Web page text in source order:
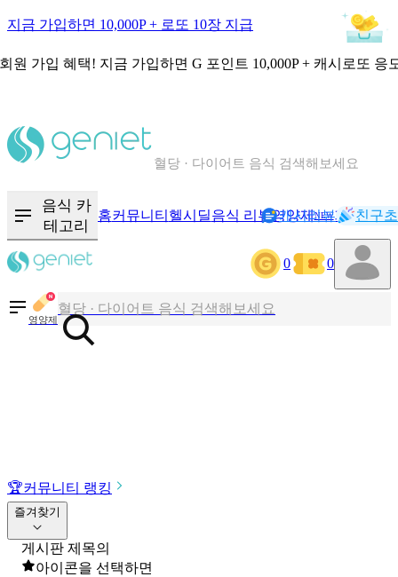
지금 가입하면 10,000P + 로또 10장 지급
원 가입 혜택! 지금 가입하면 G 포인트 10,000P + 캐시로또 응
혈당 · 다이어트 음식 검색해보세요
음식 카
테고리
홈커뮤니티 헬시딜음식 리뷰영양제NEW기록
캐시리뷰 친구
0 0
영양제
칼로리와 영양성분을 검색해보세요
혈당 · 다이어트 음식 검색해보세요
음식 · 영양제 리뷰를 찾아보세요
🏆커뮤니티 랭킹
즐겨찾기
게시판 제목의
아이콘을 선택하면